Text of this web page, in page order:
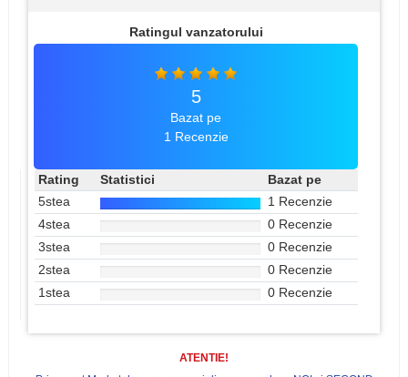
Ratingul vanzatorului
5
Bazat pe
1 Recenzie
Rating Statistici
Bazat pe
5stea
1 Recenzie
4stea
0 Recenzie
3stea
0 Recenzie
2stea
0 Recenzie
1stea
0 Recenzie
ATENTIE!